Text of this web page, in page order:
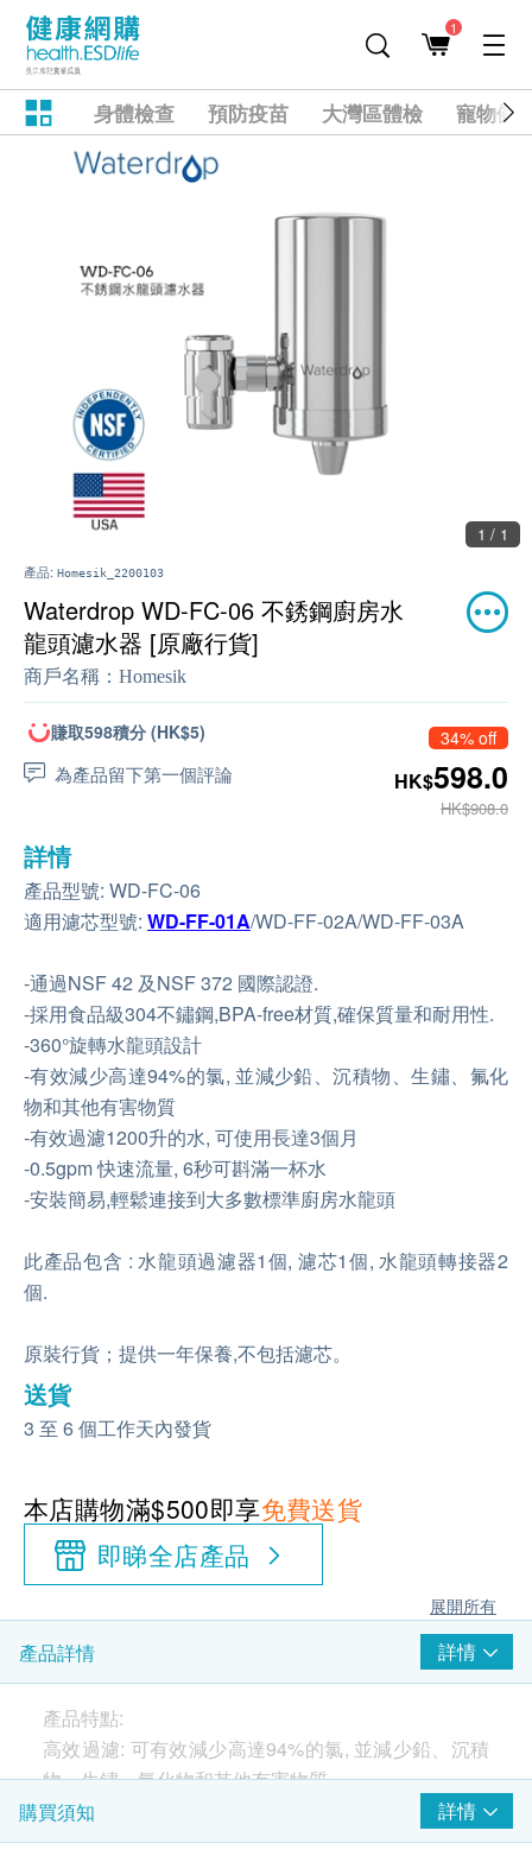
1
身體檢查 預防疫苗 大灣區體檢 寵物健
1 / 1
產品: Homesik_2200103
Waterdrop WD-FC-06 不銹鋼廚房水
龍頭濾水器 [原廠行貨]
商戶名稱： Homesik
賺取598積分 (HK$5)
為產品留下第一個評論
34% off
HK$598.0
HK$908.0
詳情
產品型號: WD-FC-06
適用濾芯型號: WD-FF-01A/WD-FF-02A/WD-FF-03A
-通過NSF 42 及NSF 372 國際認證.
-採用食品級304不鏽鋼,BPA-free材質,確保質量和耐用性.
-360°旋轉水龍頭設計
-有效減少高達94%的氯, 並減少鉛、沉積物、生鏽、氟化
物和其他有害物質
-有效過濾1200升的水, 可使用長達3個月
-0.5gpm 快速流量, 6秒可斟滿一杯水
-安裝簡易,輕鬆連接到大多數標準廚房水龍頭
此產品包含 : 水龍頭過濾器1個, 濾芯1個, 水龍頭轉接器2
個.
原裝行貨；提供一年保養,不包括濾芯。
送貨
3 至 6 個工作天內發貨
本店購物滿$500即享免費送貨
即睇全店產品
展開所有
產品詳情 詳情
產品特點:
高效過濾: 可有效減少高達94%的氯, 並減少鉛、沉積
物、生鏽、氟化物和其他有害物質。
食品級304不鏽鋼和360°旋轉: 水龍頭濾水系統採用無
購買須知 詳情